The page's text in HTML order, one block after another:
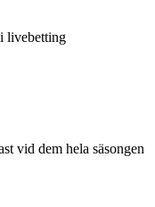
livebetting
vid dem hela säsongen